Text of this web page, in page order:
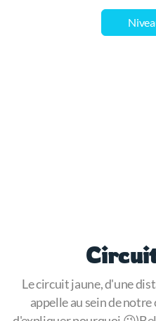
Le circuit jaune, d'une
appelle au sein de